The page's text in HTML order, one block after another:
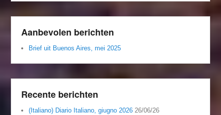
Aanbevolen berichten
Brief uit Buenos Aires, mei 2025
Recente berichten
(Italiano) Diario Italiano, giugno 2026 26/06/26